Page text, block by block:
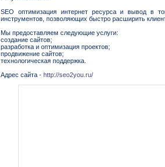
SEO оптимизация интернет ресурса и вывод в
инструментов, позволяющих быстро расширить
Мы предоставляем следующие услуги:
создание сайтов;
разработка и оптимизация проектов;
продвижение сайтов;
технологическая поддержка.
Адрес сайта - http://seo2you.ru/